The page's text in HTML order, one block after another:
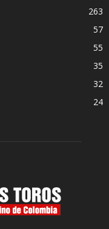
263
57
55
35
32
24